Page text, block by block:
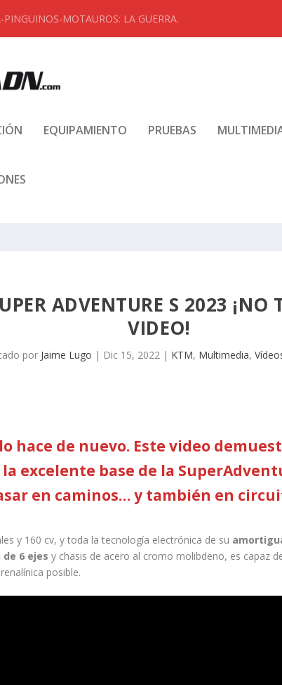
PINGUINOS-MOTAUROS: LA GUERRA.
EQUIPAMIENTO PRUEBAS
ADVENTURE S 2023 ¡NO
VIDEO!
por Jaime Lugo | Dic 15, 2022 | KTM, Multimedia,
hace de nuevo. Este video
la excelente base de la
en caminos… y también en
y 160 cv, y toda la tecnología electrónica de su
de 6 ejes y chasis de acero al cromo molibdeno, es capaz
posible.